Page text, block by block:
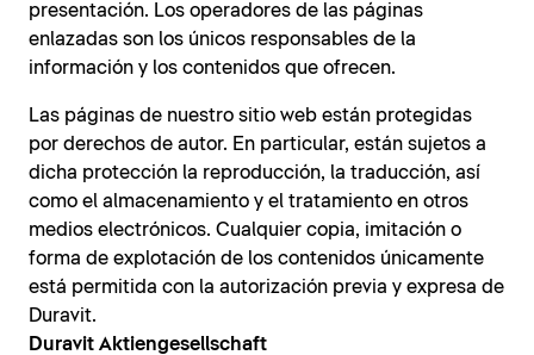
presentación. Los operadores de las páginas
enlazadas son los únicos responsables de la
información y los contenidos que ofrecen.
Las páginas de nuestro sitio web están protegidas
por derechos de autor. En particular, están sujetos a
dicha protección la reproducción, la traducción, así
como el almacenamiento y el tratamiento en otros
medios electrónicos. Cualquier copia, imitación o
forma de explotación de los contenidos únicamente
está permitida con la autorización previa y expresa de
Duravit.
Duravit Aktiengesellschaft